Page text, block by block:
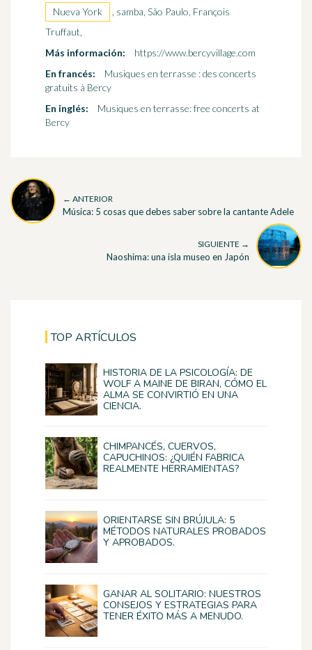
Nueva York
, samba, São Paulo, François
Truffaut,
Más información:
https://www.bercyvillage.com
En francés:
Musiques en terrasse : des concerts
gratuits à Bercy
En inglés:
Musiques en terrasse: free concerts at
Bercy
← ANTERIOR
Música: 5 cosas que debes saber sobre la cantante Adele
SIGUIENTE →
Naoshima: una isla museo en Japón
TOP ARTÍCULOS
HISTORIA DE LA PSICOLOGÍA: DE
WOLF A MAINE DE BIRAN, CÓMO EL
ALMA SE CONVIRTIÓ EN UNA
CIENCIA.
CHIMPANCÉS, CUERVOS,
CAPUCHINOS: ¿QUIÉN FABRICA
REALMENTE HERRAMIENTAS?
ORIENTARSE SIN BRÚJULA: 5
MÉTODOS NATURALES PROBADOS
Y APROBADOS.
GANAR AL SOLITARIO: NUESTROS
CONSEJOS Y ESTRATEGIAS PARA
TENER ÉXITO MÁS A MENUDO.